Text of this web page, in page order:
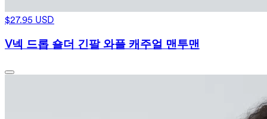
$27.95 USD
V넥 드롭 숄더 긴팔 와플 캐주얼 맨투맨